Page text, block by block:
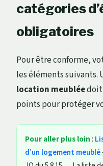
catégories
obligatoires
Pour être conforme,
les éléments suivants.
location meublée
points pour protéger
Pour aller plus loin :
d’un logement meublé